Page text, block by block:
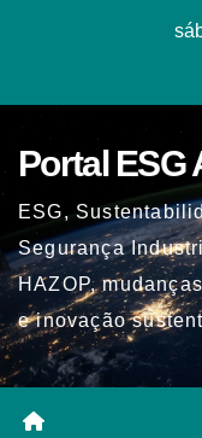
Portal ESG
ESG,
Segurança
HAZOP,
e inovação